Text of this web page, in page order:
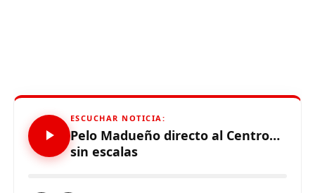
ESCUCHAR NOTICIA:
Pelo Madueño directo al Centro…
sin escalas